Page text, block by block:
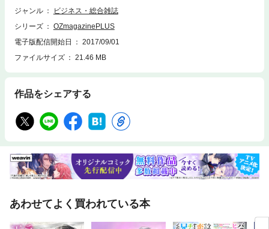
ジャンル
ビジネス・総合雑誌
シリーズ
OZmagazinePLUS
電子版配信開始日
2017/09/01
ファイルサイズ
21.46 MB
作品をシェアする
あわせてよく買われている本